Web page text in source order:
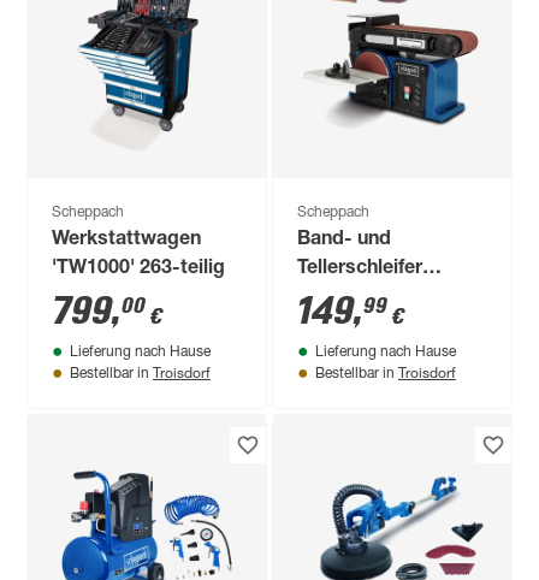
Scheppach
Werkstattwagen
'TW1000' 263-teilig
799,00 €
Lieferung nach Hause
Bestellbar in Troisdorf
Scheppach
Band- und
Tellerschleifer
'BTS900' 370 W
149,99 €
Lieferung nach Hause
Bestellbar in Troisdorf